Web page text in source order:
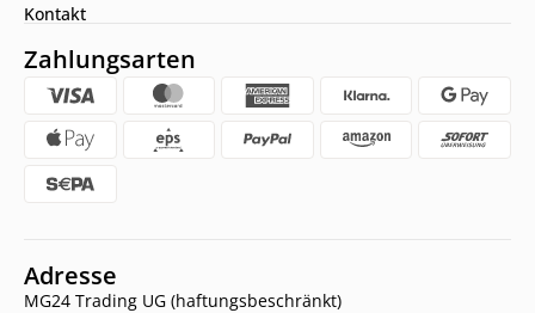
Kontakt
Zahlungsarten
Adresse
MG24 Trading UG (haftungsbeschränkt)